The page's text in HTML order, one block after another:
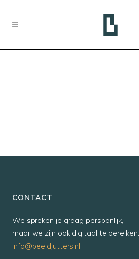
CONTACT
We spreken je graag persoonlijk,
maar we zijn ook digitaal te bereiken:
info@beeldjutters.nl